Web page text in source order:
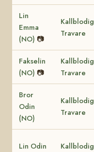
Lin
Emma
(NO) 📷
Kallblodig
Travare
Fakselin
(NO) 📷
Kallblodig
Travare
Bror
Odin
(NO)
Kallblodig
Travare
Lin Odin
Kallblodig